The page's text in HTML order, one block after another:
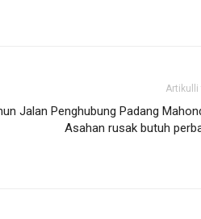
Jalan Penghubung Padang
Asahan rusak butuh